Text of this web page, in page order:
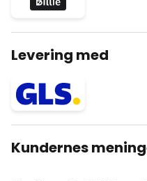
Levering med
Kundernes